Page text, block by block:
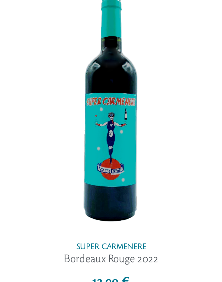
SUPER CARMENERE
Bordeaux Rouge 2022